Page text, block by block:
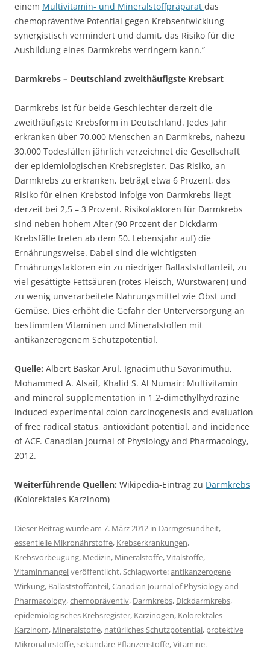
einem Multivitamin- und Mineralstoffpräparat das
chemopräventive Potential gegen Krebsentwicklung
synergistisch vermindert und damit, das Risiko für die
Ausbildung eines Darmkrebs verringern kann.”
Darmkrebs – Deutschland zweithäufigste Krebsart
Darmkrebs ist für beide Geschlechter derzeit die
zweithäufigste Krebsform in Deutschland. Jedes Jahr
erkranken über 70.000 Menschen an Darmkrebs, nahezu
30.000 Todesfällen jährlich verzeichnet die Gesellschaft
der epidemiologischen Krebsregister. Das Risiko, an
Darmkrebs zu erkranken, beträgt etwa 6 Prozent, das
Risiko für einen Krebstod infolge von Darmkrebs liegt
derzeit bei 2,5 – 3 Prozent. Risikofaktoren für Darmkrebs
sind neben hohem Alter (90 Prozent der Dickdarm-
Krebsfälle treten ab dem 50. Lebensjahr auf) die
Ernährungsweise. Dabei sind die wichtigsten
Ernährungsfaktoren ein zu niedriger Ballaststoffanteil, zu
viel gesättigte Fettsäuren (rotes Fleisch, Wurstwaren) und
zu wenig unverarbeitete Nahrungsmittel wie Obst und
Gemüse. Dies erhöht die Gefahr der Unterversorgung an
bestimmten Vitaminen und Mineralstoffen mit
antikanzerogenem Schutzpotential.
Quelle: Albert Baskar Arul, Ignacimuthu Savarimuthu,
Mohammed A. Alsaif, Khalid S. Al Numair: Multivitamin
and mineral supplementation in 1,2-dimethylhydrazine
induced experimental colon carcinogenesis and evaluation
of free radical status, antioxidant potential, and incidence
of ACF. Canadian Journal of Physiology and Pharmacology,
2012.
Weiterführende Quellen: Wikipedia-Eintrag zu Darmkrebs
(Kolorektales Karzinom)
Dieser Beitrag wurde am 7. März 2012 in Darmgesundheit,
essentielle Mikronährstoffe, Krebserkrankungen,
Krebsvorbeugung, Medizin, Mineralstoffe,Vitalstoffe,
Vitaminmangelveröffentlicht. Schlagworte:antikanzerogene
Wirkung, Ballaststoffanteil,Canadian Journal of Physiology and
Pharmacology,chemopräventiv, Darmkrebs, Dickdarmkrebs,
epidemiologisches Krebsregister, Karzinogen, Kolorektales
Karzinom, Mineralstoffe, natürliches Schutzpotential, protektive
Mikronährstoffe,sekundäre Pflanzenstoffe,Vitamine.